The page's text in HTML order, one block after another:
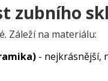
zubního
Záleží na materiálu:
- nejkrásnější,